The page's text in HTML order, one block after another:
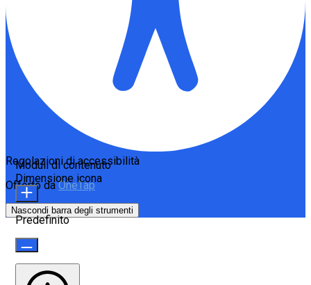
Regolazioni di accessibilità
Offerto daOneTap
Nascondi barra degli strumenti
Moduli di contenuto
Dimensione icona
Predefinito